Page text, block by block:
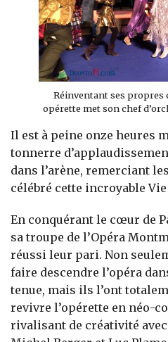
Réinventant ses propres
opérette met son chef
Il est à peine onze heures
tonnerre
dans l’arène, remerciant
célébré cette incroyable
En conquérant le cœur de
sa troupe de l’Opéra
réussi leur pari. Non
faire descendre l’opéra
tenue, mais ils l’ont
revivre l’opérette en néo-
rivalisant de créativité